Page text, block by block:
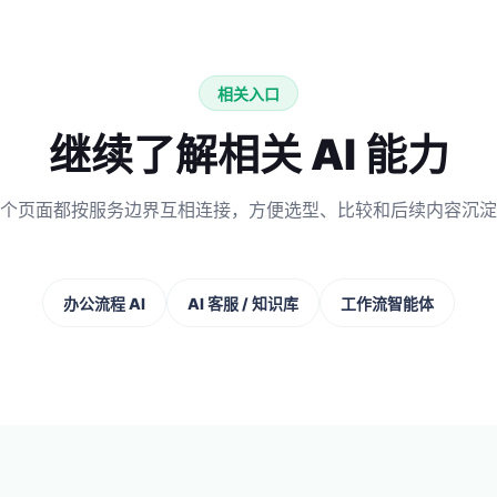
相关入口
继续了解相关 AI 能力
页面都按服务边界互相连接，方便选型、比较和后续内容沉
办公流程 AI AI 客服 / 知识库 工作流智能体